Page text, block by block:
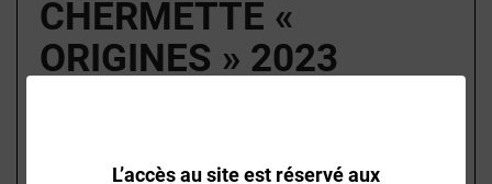
L’accès au site est réservé aux
CHERMETTE «
ORIGINES » 2023